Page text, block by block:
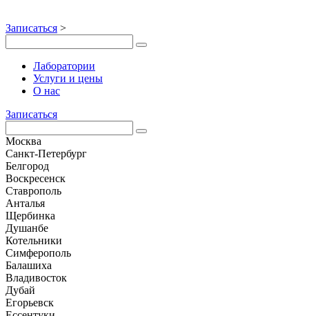
Записаться >
Лаборатории
Услуги и цены
О нас
Записаться
Москва
Санкт-Петербург
Белгород
Воскресенск
Ставрополь
Анталья
Щербинка
Душанбе
Котельники
Симферополь
Балашиха
Владивосток
Дубай
Егорьевск